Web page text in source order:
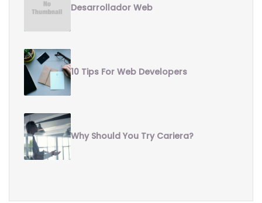
Desarrollador Web
10 Tips For Web Developers
Why Should You Try Cariera?